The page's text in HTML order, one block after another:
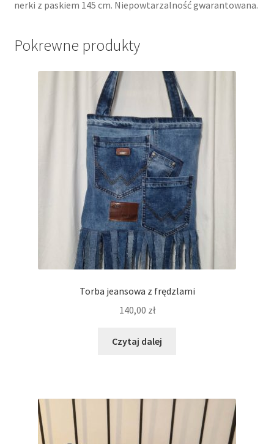
nerki z paskiem 145 cm. Niepowtarzalność gwarantowana.
Pokrewne produkty
Torba jeansowa z frędzlami
140,00 zł
Czytaj dalej